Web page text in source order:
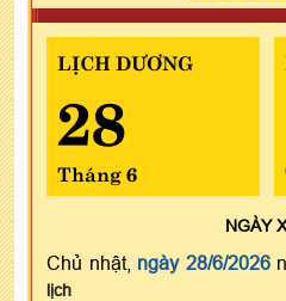
LỊCH DƯƠNG
28
Tháng 6
NGÀY
Chủ nhật, ngày 28/6/2026
lịch